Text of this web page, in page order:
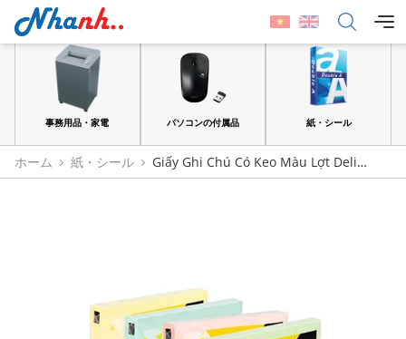
事務用品・家電 パソコンの付属品 紙・シール
ホーム 紙・シール
Giấy Ghi Chú Có Keo Màu Lợt Deli
A01303